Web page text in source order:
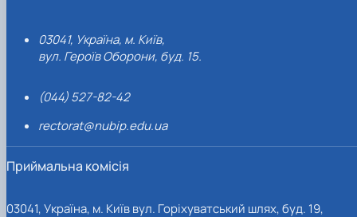
03041, Україна, м. Київ,
вул. Героїв Оборони, буд. 15.
(044) 527-82-42
rectorat@nubip.edu.ua
Приймальна комісія
03041, Україна, м. Київ вул. Горіхуватський шлях, буд. 19,